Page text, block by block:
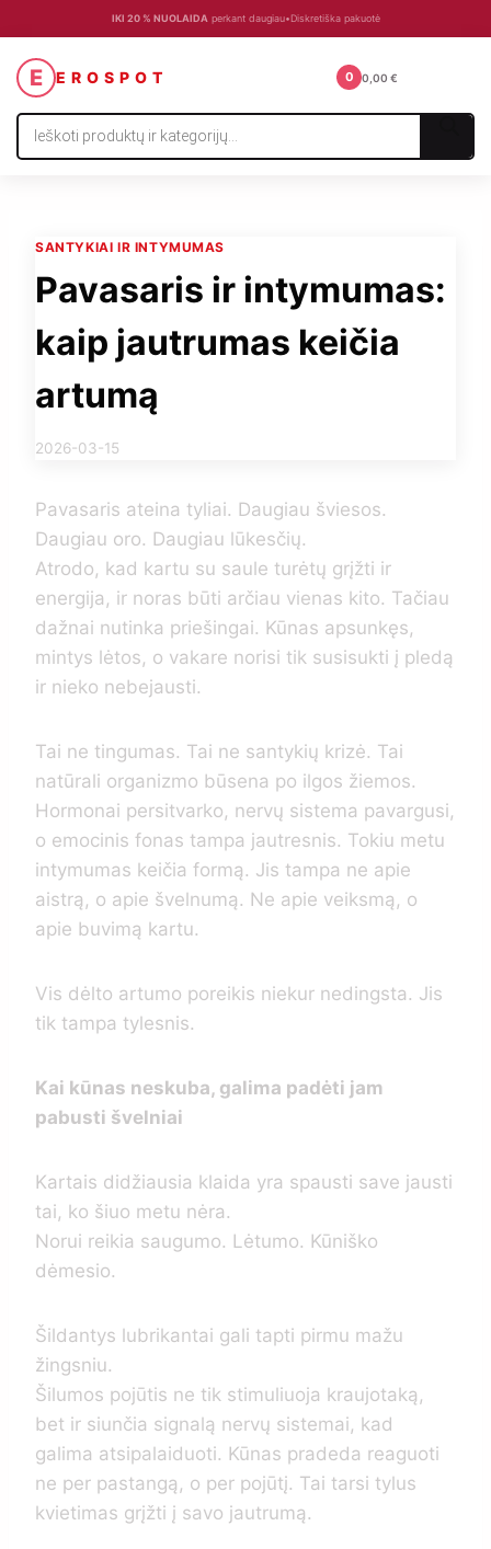
IKI 20 % NUOLAIDA perkant daugiau•Diskretiška pakuotė
E EROSPOT
Products
search
0 0,00 €
SANTYKIAI IR INTYMUMAS
Pavasaris ir intymumas:
kaip jautrumas keičia
artumą
By
2026-03-15
Pavasaris ateina tyliai. Daugiau šviesos.
Daugiau oro. Daugiau lūkesčių.
Atrodo, kad kartu su saule turėtų grįžti ir
energija, ir noras būti arčiau vienas kito. Tačiau
dažnai nutinka priešingai. Kūnas apsunkęs,
mintys lėtos, o vakare norisi tik susisukti į pledą
ir nieko nebejausti.
Tai ne tingumas. Tai ne santykių krizė. Tai
natūrali organizmo būsena po ilgos žiemos.
Hormonai persitvarko, nervų sistema pavargusi,
o emocinis fonas tampa jautresnis. Tokiu metu
intymumas keičia formą. Jis tampa ne apie
aistrą, o apie švelnumą. Ne apie veiksmą, o
apie buvimą kartu.
Vis dėlto artumo poreikis niekur nedingsta. Jis
tik tampa tylesnis.
Kai kūnas neskuba, galima padėti jam
pabusti švelniai
Kartais didžiausia klaida yra spausti save jausti
tai, ko šiuo metu nėra.
Norui reikia saugumo. Lėtumo. Kūniško
dėmesio.
Šildantys lubrikantai gali tapti pirmu mažu
žingsniu.
Šilumos pojūtis ne tik stimuliuoja kraujotaką,
bet ir siunčia signalą nervų sistemai, kad
galima atsipalaiduoti. Kūnas pradeda reaguoti
ne per pastangą, o per pojūtį. Tai tarsi tylus
kvietimas grįžti į savo jautrumą.